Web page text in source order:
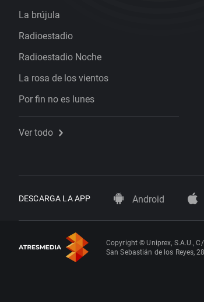
La brújula
Radioestadio
Radioestadio Noche
La rosa de los vientos
Por fin no es lunes
Ver todo
DESCARGA LA APP Android
Copyright © Uniprex, S.A.U.,
San Sebastián de los Reyes,